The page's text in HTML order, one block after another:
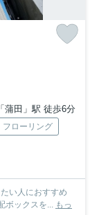
蒲田」駅 徒歩6分
フローリング
い人におすすめ
ボックスを... もっ